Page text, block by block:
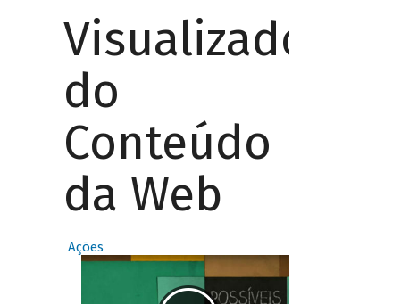
Visualizador
do
Conteúdo
da Web
Ações